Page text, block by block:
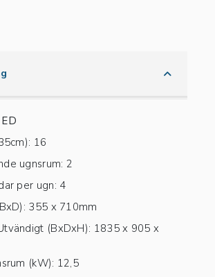
16
ugnsrum: 2
per ugn: 4
355 x 710mm
(BxDxH): 1835 x 905 x
(kW): 12,5